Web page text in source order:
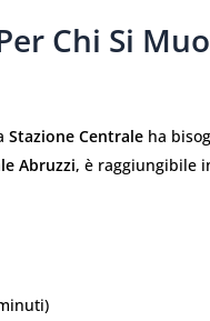
Chi Si
Stazione Centrale ha
Abruzzi, è raggiungibile